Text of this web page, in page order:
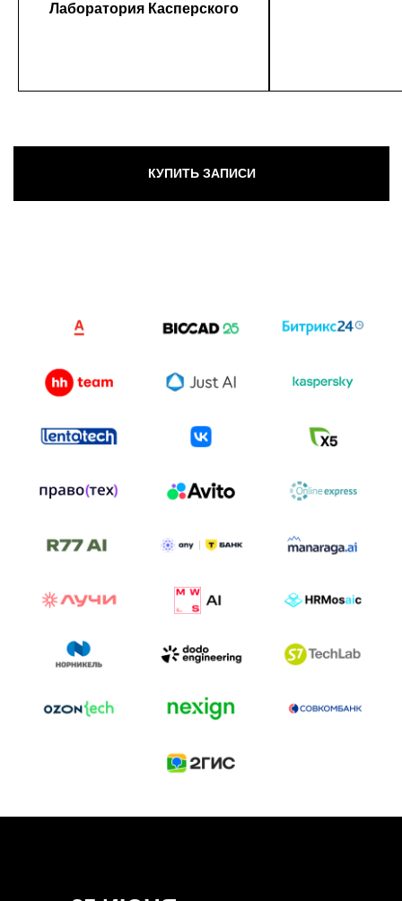
Лаборатория Касперского
к построению бизнеса и созданию технологий под
И БИТВА АГЕНТОВ